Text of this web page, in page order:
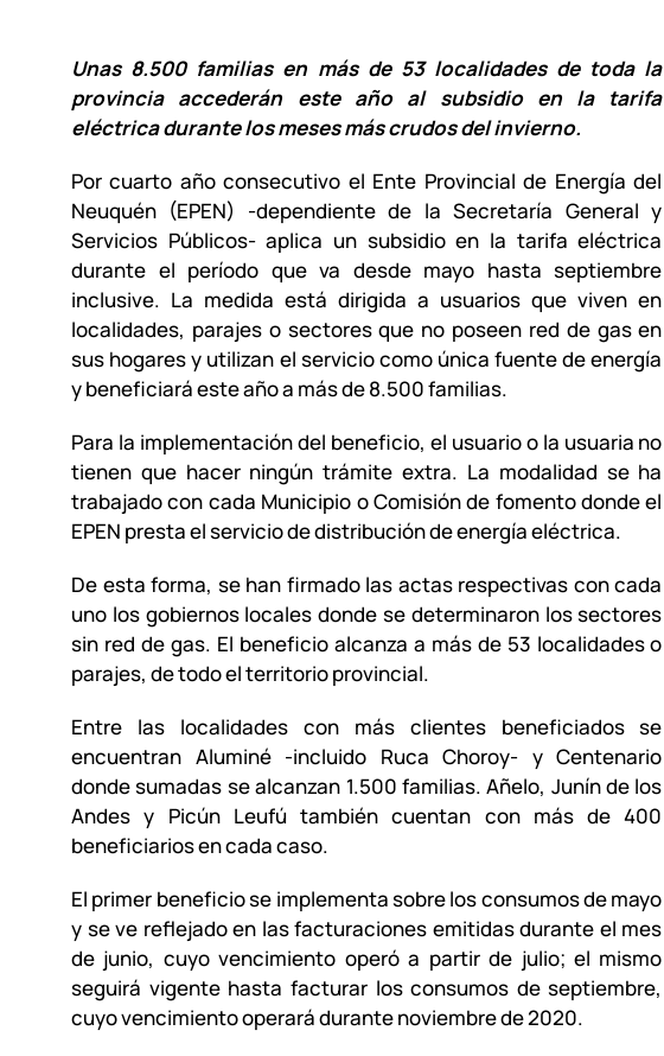
Unas 8.500 familias en más de 53 localidades de toda la
provincia accederán este año al subsidio en la tarifa
eléctrica durante los meses más crudos del invierno.
Por cuarto año consecutivo el Ente Provincial de Energía del
Neuquén (EPEN) -dependiente de la Secretaría General y
Servicios Públicos- aplica un subsidio en la tarifa eléctrica
durante el período que va desde mayo hasta septiembre
inclusive. La medida está dirigida a usuarios que viven en
localidades, parajes o sectores que no poseen red de gas en
sus hogares y utilizan el servicio como única fuente de energía
y beneficiará este año a más de 8.500 familias.
Para la implementación del beneficio, el usuario o la usuaria no
tienen que hacer ningún trámite extra. La modalidad se ha
trabajado con cada Municipio o Comisión de fomento donde el
EPEN presta el servicio de distribución de energía eléctrica.
De esta forma, se han firmado las actas respectivas con cada
uno los gobiernos locales donde se determinaron los sectores
sin red de gas. El beneficio alcanza a más de 53 localidades o
parajes, de todo el territorio provincial.
Entre las localidades con más clientes beneficiados se
encuentran Aluminé -incluido Ruca Choroy- y Centenario
donde sumadas se alcanzan 1.500 familias. Añelo, Junín de los
Andes y Picún Leufú también cuentan con más de 400
beneficiarios en cada caso.
El primer beneficio se implementa sobre los consumos de mayo
y se ve reflejado en las facturaciones emitidas durante el mes
de junio, cuyo vencimiento operó a partir de julio; el mismo
seguirá vigente hasta facturar los consumos de septiembre,
cuyo vencimiento operará durante noviembre de 2020.